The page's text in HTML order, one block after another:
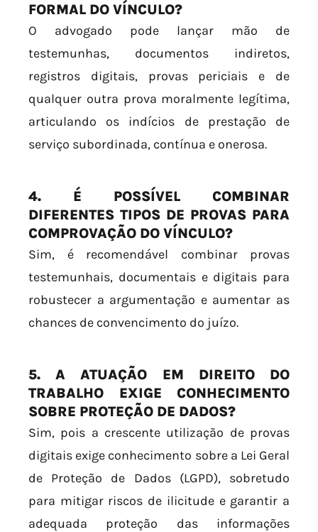
FORMAL DO VÍNCULO?
O advogado pode lançar mão de
testemunhas, documentos indiretos,
registros digitais, provas periciais e de
qualquer outra prova moralmente legítima,
articulando os indícios de prestação de
serviço subordinada, contínua e onerosa.
4. É POSSÍVEL COMBINAR
DIFERENTES TIPOS DE PROVAS PARA
COMPROVAÇÃO DO VÍNCULO?
Sim, é recomendável combinar provas
testemunhais, documentais e digitais para
robustecer a argumentação e aumentar as
chances de convencimento do juízo.
5. A ATUAÇÃO EM DIREITO DO
TRABALHO EXIGE CONHECIMENTO
SOBRE PROTEÇÃO DE DADOS?
Sim, pois a crescente utilização de provas
digitais exige conhecimento sobre a Lei Geral
de Proteção de Dados (LGPD), sobretudo
para mitigar riscos de ilicitude e garantir a
adequada proteção das informações